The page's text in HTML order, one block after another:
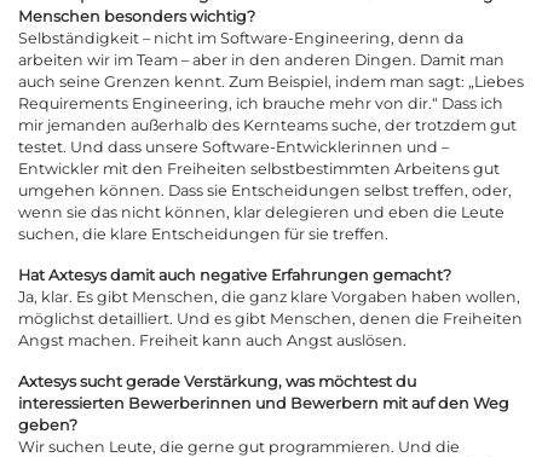
Menschen besonders wichtig?
Selbständigkeit – nicht im Software-Engineering, denn da
arbeiten wir im Team – aber in den anderen Dingen. Damit man
auch seine Grenzen kennt. Zum Beispiel, indem man sagt: „Liebes
Requirements Engineering, ich brauche mehr von dir.“ Dass ich
mir jemanden außerhalb des Kernteams suche, der trotzdem gut
testet. Und dass unsere Software-Entwicklerinnen und –
Entwickler mit den Freiheiten selbstbestimmten Arbeitens gut
umgehen können. Dass sie Entscheidungen selbst treffen, oder,
wenn sie das nicht können, klar delegieren und eben die Leute
suchen, die klare Entscheidungen für sie treffen.
Hat Axtesys damit auch negative Erfahrungen gemacht?
Ja, klar. Es gibt Menschen, die ganz klare Vorgaben haben wollen,
möglichst detailliert. Und es gibt Menschen, denen die Freiheiten
Angst machen. Freiheit kann auch Angst auslösen.
Axtesys sucht gerade Verstärkung, was möchtest du
interessierten Bewerberinnen und Bewerbern mit auf den Weg
geben?
Wir suchen Leute, die gerne gut programmieren. Und die